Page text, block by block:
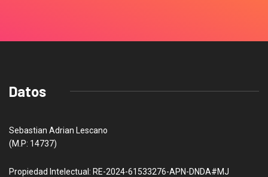
Datos
Sebastian Adrian Lescano
(M.P: 14737)
Propiedad Intelectual: RE-2024-61533276-APN-DNDA#MJ